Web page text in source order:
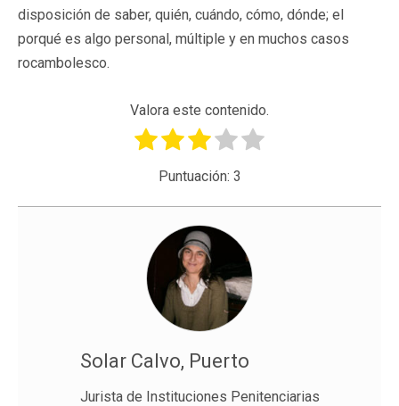
disposición de saber, quién, cuándo, cómo, dónde; el
porqué es algo personal, múltiple y en muchos casos
rocambolesco.
Valora este contenido.
Puntuación: 3
Solar Calvo, Puerto
Jurista de Instituciones Penitenciarias